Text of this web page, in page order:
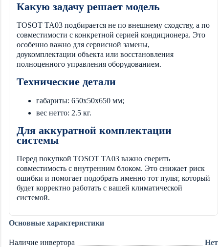
Какую задачу решает модель
TOSOT TA03 подбирается не по внешнему сходству, а по
совместимости с конкретной серией кондиционера. Это
особенно важно для сервисной замены,
доукомплектации объекта или восстановления
полноценного управления оборудованием.
Технические детали
габариты: 650x50x650 мм;
вес нетто: 2.5 кг.
Для аккуратной комплектации
системы
Перед покупкой TOSOT TA03 важно сверить
совместимость с внутренним блоком. Это снижает риск
ошибки и помогает подобрать именно тот пульт, который
будет корректно работать с вашей климатической
системой.
Основные характеристики
Наличие инвертора Нет